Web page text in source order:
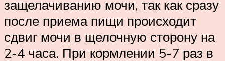
защелачиванию мочи, так как сразу
после приема пищи происходит
сдвиг мочи в щелочную сторону на
2-4 часа. При кормлении 5-7 раз в